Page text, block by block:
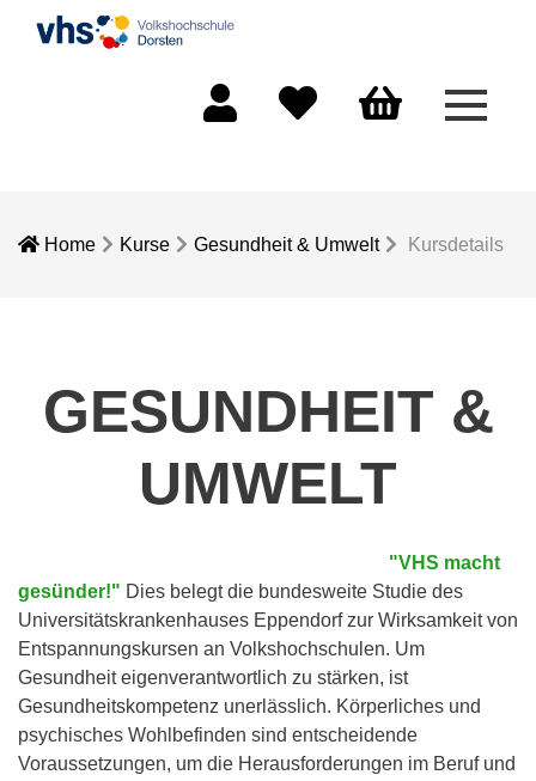
Menü
Home Kurse Gesundheit & Umwelt Kursdetails
GESUNDHEIT &
UMWELT
"VHS macht
gesünder!" Dies belegt die bundesweite Studie des
Universitätskrankenhauses Eppendorf zur Wirksamkeit von
Entspannungskursen an Volkshochschulen. Um
Gesundheit eigenverantwortlich zu stärken, ist
Gesundheitskompetenz unerlässlich. Körperliches und
psychisches Wohlbefinden sind entscheidende
Voraussetzungen, um die Herausforderungen im Beruf und